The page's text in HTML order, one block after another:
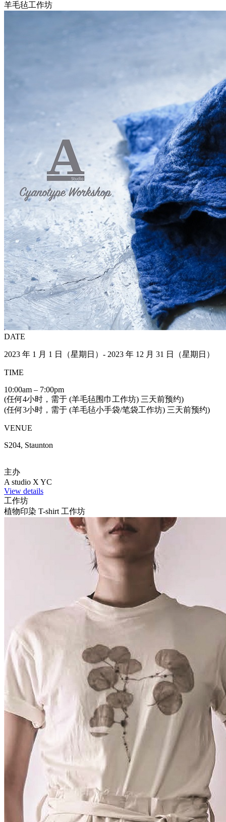
羊毛毡工作坊
DATE
2023 年 1 月 1 日（星期日）- 2023 年 12 月 31 日（星期日）
TIME
10:00am – 7:00pm
(任何4小时，需于 (羊毛毡围巾工作坊) 三天前预约)
(任何3小时，需于 (羊毛毡小手袋/笔袋工作坊) 三天前预约)
VENUE
S204, Staunton
主办
A studio X YC
View details
工作坊
植物印染 T-shirt 工作坊